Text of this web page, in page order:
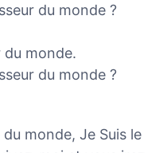
du monde ?
du monde.
du monde ?
monde, Je Suis le